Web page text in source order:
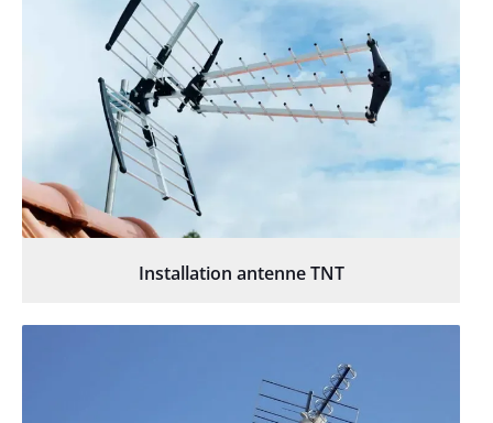
Installation antenne TNT